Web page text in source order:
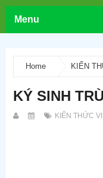
Menu
Home KIẾN
KÝ SINH
KIẾN THỨC